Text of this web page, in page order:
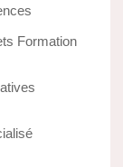
Formation